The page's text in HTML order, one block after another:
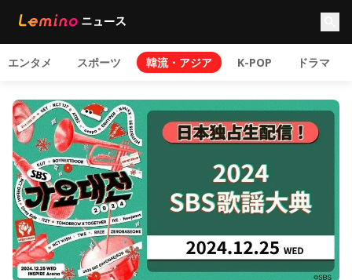
エンタメ スポーツ 韓流・アジア K-POP ドラマ